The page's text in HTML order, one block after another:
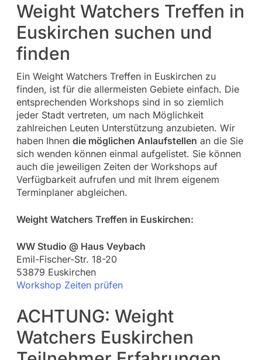
Weight Watchers Treffen in
Euskirchen suchen und
finden
Ein Weight Watchers Treffen in Euskirchen zu
finden, ist für die allermeisten Gebiete einfach. Die
entsprechenden Workshops sind in so ziemlich
jeder Stadt vertreten, um nach Möglichkeit
zahlreichen Leuten Unterstützung anzubieten. Wir
haben Ihnen die möglichen Anlaufstellen an die Sie
sich wenden können einmal aufgelistet. Sie können
auch die jeweiligen Zeiten der Workshops auf
Verfügbarkeit aufrufen und mit Ihrem eigenem
Terminplaner abgleichen.
Weight Watchers Treffen in Euskirchen:
WW Studio @ Haus Veybach
Emil-Fischer-Str. 18-20
53879 Euskirchen
Workshop Zeiten prüfen
ACHTUNG: Weight
Watchers Euskirchen